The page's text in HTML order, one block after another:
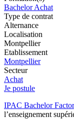
Bachelor Achat
Type de contrat
Alternance
Localisation
Montpellier
Etablissement
Montpellier
Secteur
Achat
Je postule
IPAC Bachelor
l’enseignement